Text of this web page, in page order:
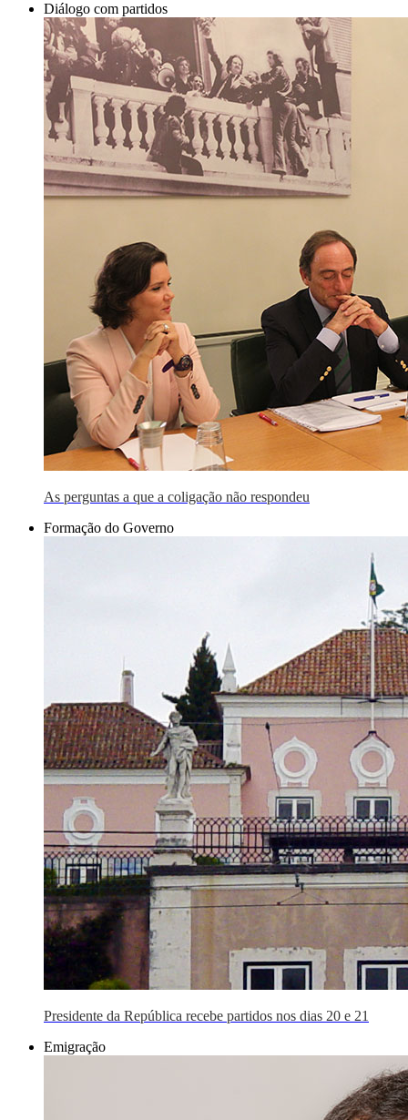
Diálogo com partidos
As perguntas a que a coligação não respondeu
Formação do Governo
Presidente da República recebe partidos nos dias 20 e 21
Emigração